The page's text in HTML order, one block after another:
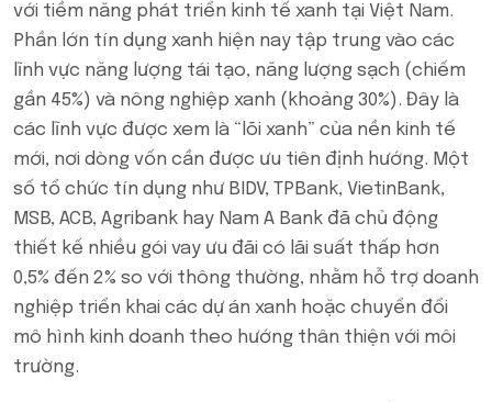
với tiềm năng phát triển kinh tế xanh tại Việt Nam.
Phần lớn tín dụng xanh hiện nay tập trung vào các
lĩnh vực năng lượng tái tạo, năng lượng sạch (chiếm
gần 45%) và nông nghiệp xanh (khoảng 30%). Đây là
các lĩnh vực được xem là “lõi xanh” của nền kinh tế
mới, nơi dòng vốn cần được ưu tiên định hướng. Một
số tổ chức tín dụng như BIDV, TPBank, VietinBank,
MSB, ACB, Agribank hay Nam A Bank đã chủ động
thiết kế nhiều gói vay ưu đãi có lãi suất thấp hơn
0,5% đến 2% so với thông thường, nhằm hỗ trợ doanh
nghiệp triển khai các dự án xanh hoặc chuyển đổi
mô hình kinh doanh theo hướng thân thiện với môi
trường.